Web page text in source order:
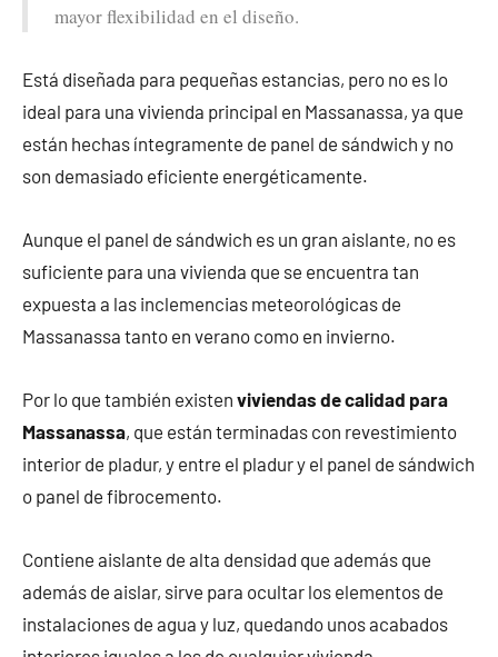
mayor flexibilidad en el diseño.
Está diseñada para pequeñas estancias, pero no es lo
ideal para una vivienda principal en Massanassa, ya que
están hechas íntegramente de panel de sándwich y no
son demasiado eficiente energéticamente.
Aunque el panel de sándwich es un gran aislante, no es
suficiente para una vivienda que se encuentra tan
expuesta a las inclemencias meteorológicas de
Massanassa tanto en verano como en invierno.
Por lo que también existen viviendas de calidad para
Massanassa, que están terminadas con revestimiento
interior de pladur, y entre el pladur y el panel de sándwich
o panel de fibrocemento.
Contiene aislante de alta densidad que además que
además de aislar, sirve para ocultar los elementos de
instalaciones de agua y luz, quedando unos acabados